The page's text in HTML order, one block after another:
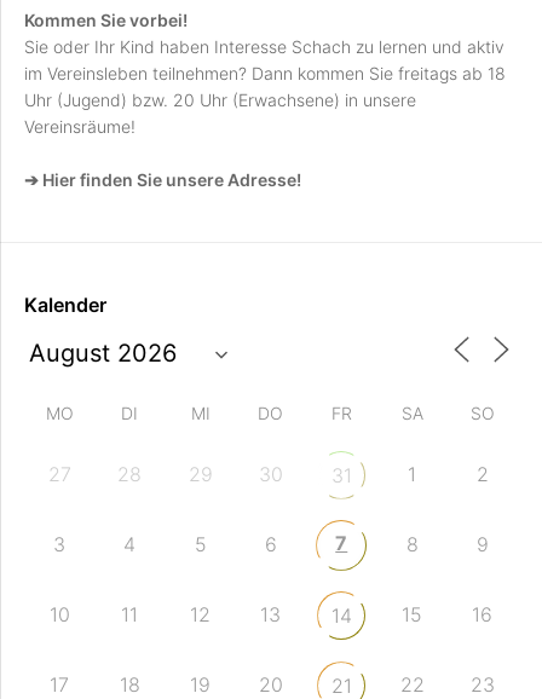
Kommen Sie vorbei!
Sie oder Ihr Kind haben Interesse Schach zu lernen und aktiv
im Vereinsleben teilnehmen? Dann kommen Sie freitags ab 18
Uhr (Jugend) bzw. 20 Uhr (Erwachsene) in unsere
Vereinsräume!
➔ Hier finden Sie unsere Adresse!
Kalender
MO DI MI DO FR SA SO
27 28 29 30 31 1 2
3 4 5 6 7 8 9
10 11 12 13 14 15 16
17 18 19 20 21 22 23